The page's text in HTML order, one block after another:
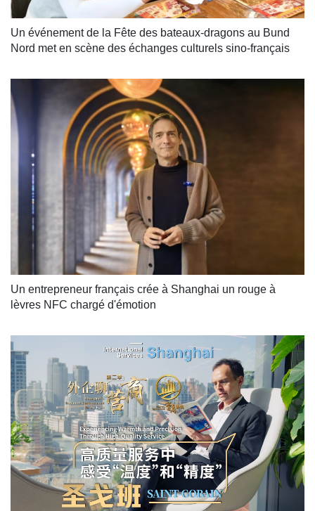
Un événement de la Fête des bateaux-dragons au Bund
Nord met en scène des échanges culturels sino-français
Un entrepreneur français crée à Shanghai un rouge à
lèvres NFC chargé d'émotion